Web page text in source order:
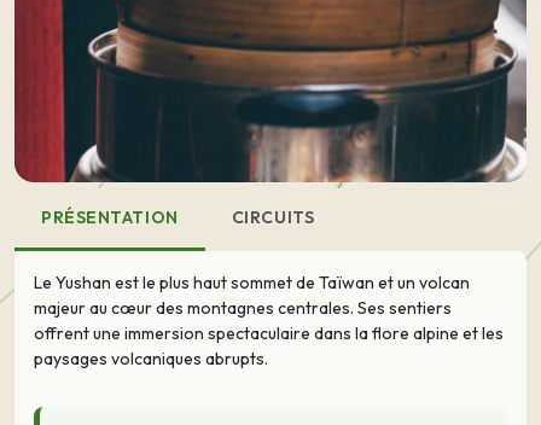
PRÉSENTATION CIRCUITS
Le Yushan est le plus haut sommet de Taïwan et un volcan
majeur au cœur des montagnes centrales. Ses sentiers
offrent une immersion spectaculaire dans la flore alpine et les
paysages volcaniques abrupts.